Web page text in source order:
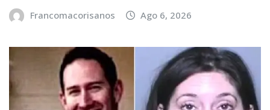
Francomacorisanos Ago 6, 2026